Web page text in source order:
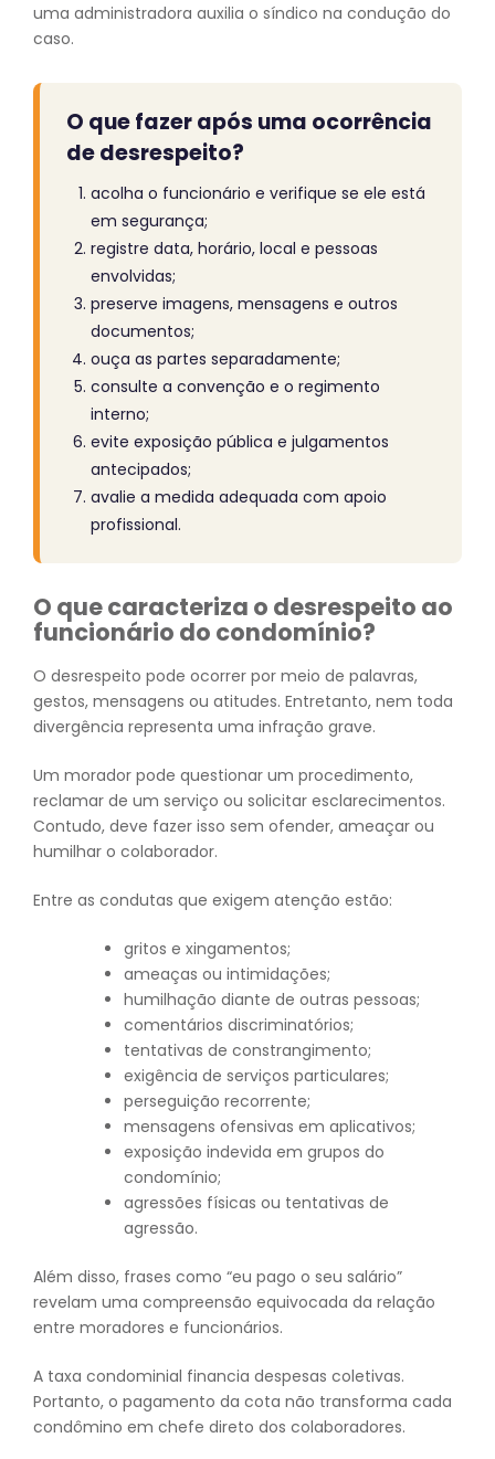
uma administradora auxilia o síndico na condução do
caso.
O que fazer após uma ocorrência
de desrespeito?
acolha o funcionário e verifique se ele está
em segurança;
registre data, horário, local e pessoas
envolvidas;
preserve imagens, mensagens e outros
documentos;
ouça as partes separadamente;
consulte a convenção e o regimento
interno;
evite exposição pública e julgamentos
antecipados;
avalie a medida adequada com apoio
profissional.
O que caracteriza o desrespeito ao
funcionário do condomínio?
O desrespeito pode ocorrer por meio de palavras,
gestos, mensagens ou atitudes. Entretanto, nem toda
divergência representa uma infração grave.
Um morador pode questionar um procedimento,
reclamar de um serviço ou solicitar esclarecimentos.
Contudo, deve fazer isso sem ofender, ameaçar ou
humilhar o colaborador.
Entre as condutas que exigem atenção estão:
gritos e xingamentos;
ameaças ou intimidações;
humilhação diante de outras pessoas;
comentários discriminatórios;
tentativas de constrangimento;
exigência de serviços particulares;
perseguição recorrente;
mensagens ofensivas em aplicativos;
exposição indevida em grupos do
condomínio;
agressões físicas ou tentativas de
agressão.
Além disso, frases como “eu pago o seu salário”
revelam uma compreensão equivocada da relação
entre moradores e funcionários.
A taxa condominial financia despesas coletivas.
Portanto, o pagamento da cota não transforma cada
condômino em chefe direto dos colaboradores.